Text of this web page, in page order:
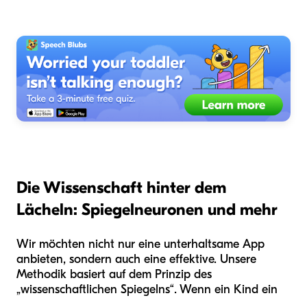
Die Wissenschaft hinter dem
Lächeln: Spiegelneuronen und mehr
Wir möchten nicht nur eine unterhaltsame App
anbieten, sondern auch eine effektive. Unsere
Methodik basiert auf dem Prinzip des
„wissenschaftlichen Spiegelns“. Wenn ein Kind ein